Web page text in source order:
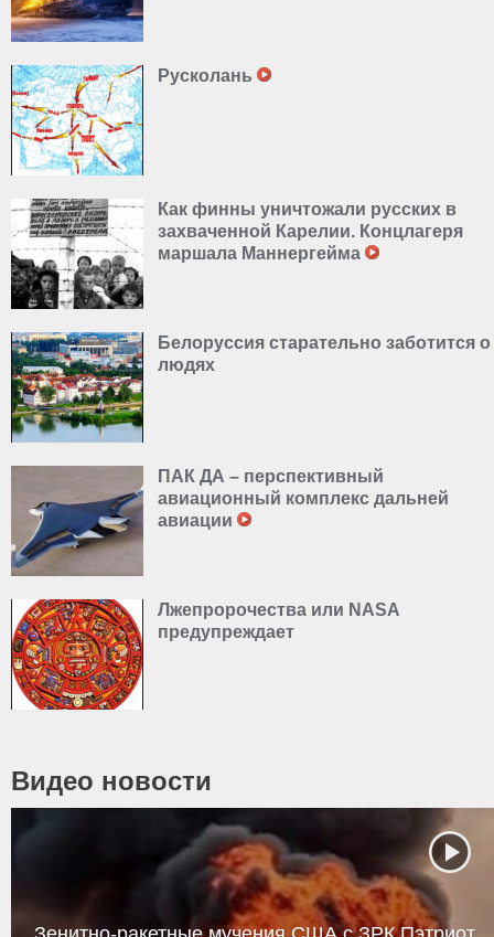
Русколань
Как финны уничтожали русских в
захваченной Карелии. Концлагеря
маршала Маннергейма
Белоруссия старательно заботится о
людях
ПАК ДА – перспективный
авиационный комплекс дальней
авиации
Лжепророчества или NASA
предупреждает
Видео новости